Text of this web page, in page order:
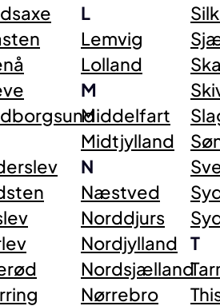
L
Lemvig
Lolland
M
Middelfart
Midtjylland
N
Næstved
Norddjurs
Nordjylland
Nordsjælland
Nørrebro
T